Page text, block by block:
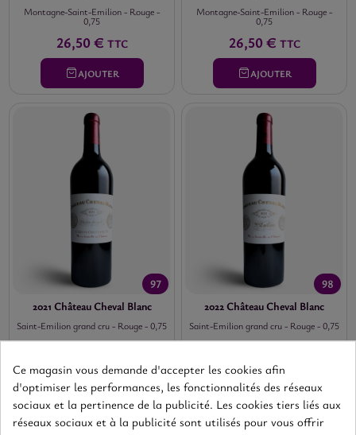
Montagne-Saint-Emilion- Rouge-
0,75
26,50 € TTC
AJOUTER
Montagne-Saint-Emilion- Rouge-
0,75
26,50 € TTC
AJOUTER
2021 Château Cheval Blanc
Saint-Emilion grand cru- Rouge-0,75
492,00 €
97
AJOUTER
2022 Château Cheval Blanc
Saint-Emilion grand cru- Rouge-0,75
598,80 €
98
AJOUTER
Ce magasin vous demande d'accepter les cookies afin
d'optimiser les performances, les fonctionnalités des réseaux
sociaux et la pertinence de la publicité. Les cookies tiers liés aux
réseaux sociaux et à la publicité sont utilisés pour vous offrir